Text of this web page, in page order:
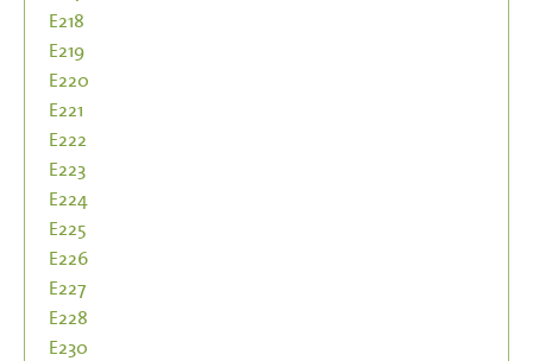
E218
E219
E220
E221
E222
E223
E224
E225
E226
E227
E228
E230